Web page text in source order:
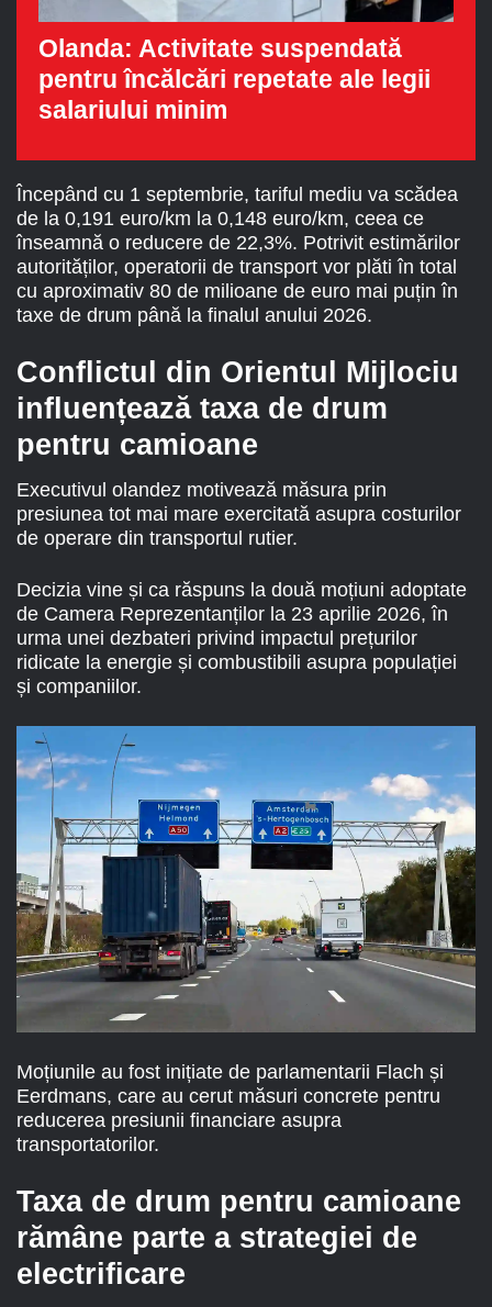
Olanda: Activitate suspendată
pentru încălcări repetate ale legii
salariului minim
Începând cu 1 septembrie, tariful mediu va scădea
de la 0,191 euro/km la 0,148 euro/km, ceea ce
înseamnă o reducere de 22,3%. Potrivit estimărilor
autorităților, operatorii de transport vor plăti în total
cu aproximativ 80 de milioane de euro mai puțin în
taxe de drum până la finalul anului 2026.
Conflictul din Orientul Mijlociu
influențează taxa de drum
pentru camioane
Executivul olandez motivează măsura prin
presiunea tot mai mare exercitată asupra costurilor
de operare din transportul rutier.
Decizia vine și ca răspuns la două moțiuni adoptate
de Camera Reprezentanților la 23 aprilie 2026, în
urma unei dezbateri privind impactul prețurilor
ridicate la energie și combustibili asupra populației
și companiilor.
Moțiunile au fost inițiate de parlamentarii Flach și
Eerdmans, care au cerut măsuri concrete pentru
reducerea presiunii financiare asupra
transportatorilor.
Taxa de drum pentru camioane
rămâne parte a strategiei de
electrificare